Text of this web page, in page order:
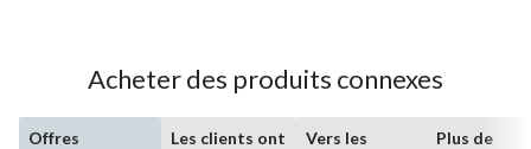
Acheter des produits connexes
Offres
Les clients ont
Vers les
Plus de